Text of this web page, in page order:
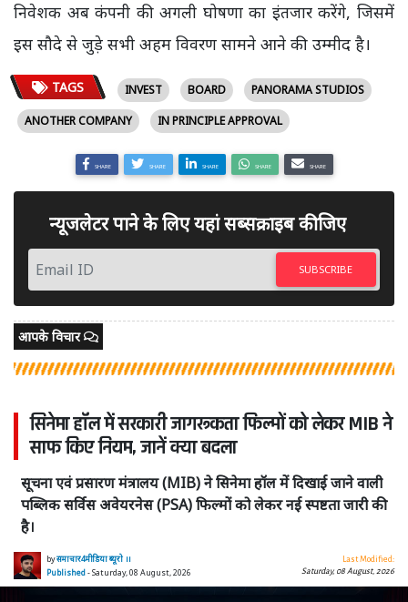
निवेशक अब कंपनी की अगली घोषणा का इंतजार करेंगे, जिसमें
इस सौदे से जुड़े सभी अहम विवरण सामने आने की उम्मीद है।
TAGS INVEST BOARD
PANORAMA STUDIOS
ANOTHER COMPANY
IN PRINCIPLE APPROVAL
SHARE SHARE SHARE SHARE SHARE
न्यूजलेटर पाने के लिए यहां सब्सक्राइब कीजिए
SUBSCRIBE
आपके विचार
सिनेमा हॉल में सरकारी जागरूकता फिल्मों को लेकर MIB ने
साफ किए नियम, जानें क्या बदला
सूचना एवं प्रसारण मंत्रालय (MIB) ने सिनेमा हॉल में दिखाई जाने वाली
पब्लिक सर्विस अवेयरनेस (PSA) फिल्मों को लेकर नई स्पष्टता जारी की
है।
byसमाचार4मीडिया ब्यूरो ।।
Published- Saturday, 08 August, 2026
Last Modified:
Saturday, 08 August, 2026